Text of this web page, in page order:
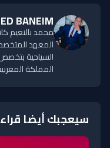
BANEIM
المعهد
السياحية بتخصص
المملكة
سيعجبك أيضا